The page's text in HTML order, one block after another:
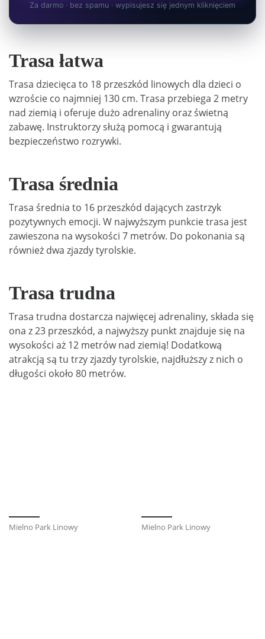
Za darmo · bez spamu · wypisujesz się jednym kliknięciem
Trasa łatwa
Trasa dziecięca to 18 przeszkód linowych dla dzieci o
wzroście co najmniej 130 cm. Trasa przebiega 2 metry
nad ziemią i oferuje dużo adrenaliny oraz świetną
zabawę. Instruktorzy służą pomocą i gwarantują
bezpieczeństwo rozrywki.
Trasa średnia
Trasa średnia to 16 przeszkód dających zastrzyk
pozytywnych emocji. W najwyższym punkcie trasa jest
zawieszona na wysokości 7 metrów. Do pokonania są
również dwa zjazdy tyrolskie.
Trasa trudna
Trasa trudna dostarcza najwięcej adrenaliny, składa się
ona z 23 przeszkód, a najwyższy punkt znajduje się na
wysokości aż 12 metrów nad ziemią! Dodatkową
atrakcją są tu trzy zjazdy tyrolskie, najdłuższy z nich o
długości około 80 metrów.
Mielno Park Linowy Mielno Park Linowy